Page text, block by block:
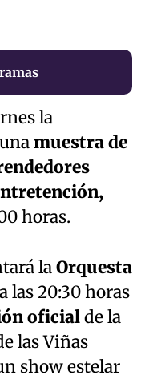
la
muestra de
horas.
laOrquesta
las 20:30 horas
oficialde la
las Viñas
show estelar